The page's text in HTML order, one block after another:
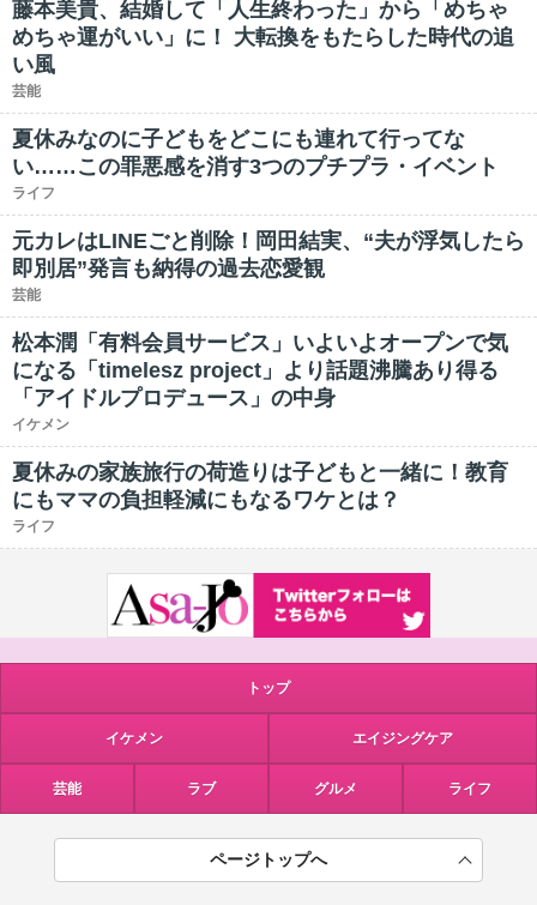
藤本美貴、結婚して「人生終わった」から「めちゃ
めちゃ運がいい」に！ 大転換をもたらした時代の追
い風
芸能
夏休みなのに子どもをどこにも連れて行ってな
い……この罪悪感を消す3つのプチプラ・イベント
ライフ
元カレはLINEごと削除！岡田結実、“夫が浮気したら
即別居”発言も納得の過去恋愛観
芸能
松本潤「有料会員サービス」いよいよオープンで気
になる「timelesz project」より話題沸騰あり得る
「アイドルプロデュース」の中身
イケメン
夏休みの家族旅行の荷造りは子どもと一緒に！教育
にもママの負担軽減にもなるワケとは？
ライフ
トップ
イケメン エイジングケア
芸能 ラブ グルメ ライフ
ページトップへ